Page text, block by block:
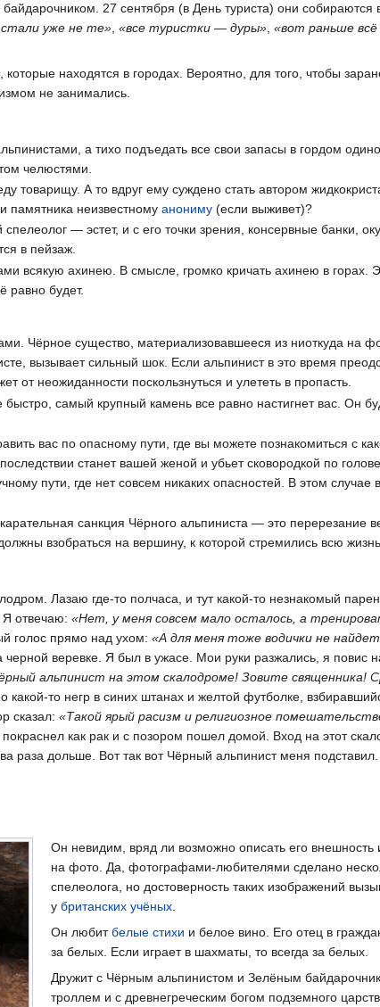
27 сентября (в День туриста) они собираются
уже не те», «все туристки — дуры», «вот раньше
находятся в городах. Вероятно, для того, чтобы
не занимались.
а тихо подъедать все свои запасы в гордом
челюстями.
товарищу. А то вдруг ему суждено стать автором
памятника неизвестномуанониму (если выживет)?
— эстет, и с его точки зрения, консервные банки,
в пейзаж.
всякую ахинею. В смысле, громко кричать ахинею в горах.
равно будет.
Чёрное существо, материализовавшееся из ниоткуда на
вызывает сильный шок. Если альпинист в это время
от неожиданности поскользнуться и улететь в пропасть.
быстро, самый крупный камень все равно настигнет вас. Он
вас по опасному пути, где вы можете познакомиться с
станет вашей женой и убьет сковородкой по
пути, где нет совсем никаких опасностей. В этом случае
санкция Чёрного альпиниста — это перерезание
взобраться на вершину, к которой стремились всю
Лазаю где-то полчаса, и тут какой-то незнакомый
. Я отвечаю: «Нет, у меня совсем мало осталось, а
голос прямо над ухом: «А для меня тоже водички не
веревке. Я был в ужасе. Мои руки разжались, я повис
альпинист на этом скалодроме! Зовите священника!
какой-то негр в синих штанах и желтой футболке,
сказал: «Такой ярый расизм и религиозное
покраснел как рак и с позором пошел домой. Вход на этот
раза дольше. Вот так вот Чёрный альпинист меня подставил.
Он невидим, вряд ли возможно описать его внешность
на фото. Да, фотографами-любителями сделано
спелеолога, но достоверность таких изображений
у британских учёных.
Он любитбелые стихи и белое вино. Его отец в
за белых. Если играет в шахматы, то всегда за белых.
Дружит с Чёрным альпинистом и Зелёным
троллем и с древнегреческим богом подземного